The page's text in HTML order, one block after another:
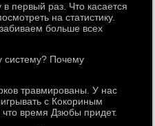
первый раз. Что касается
на статистику.
больше всех
Почему
травмированы. У нас
с Кокориным
что время Дзюбы придет.